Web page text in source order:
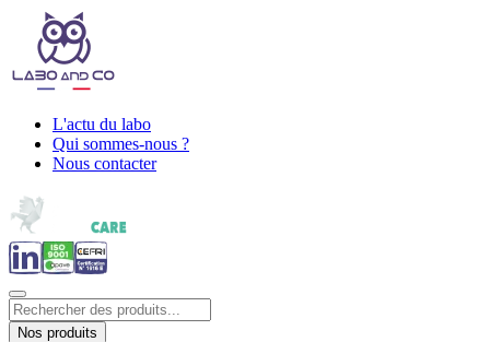
L'actu du labo
Qui sommes-nous ?
Nous contacter
Nos produits